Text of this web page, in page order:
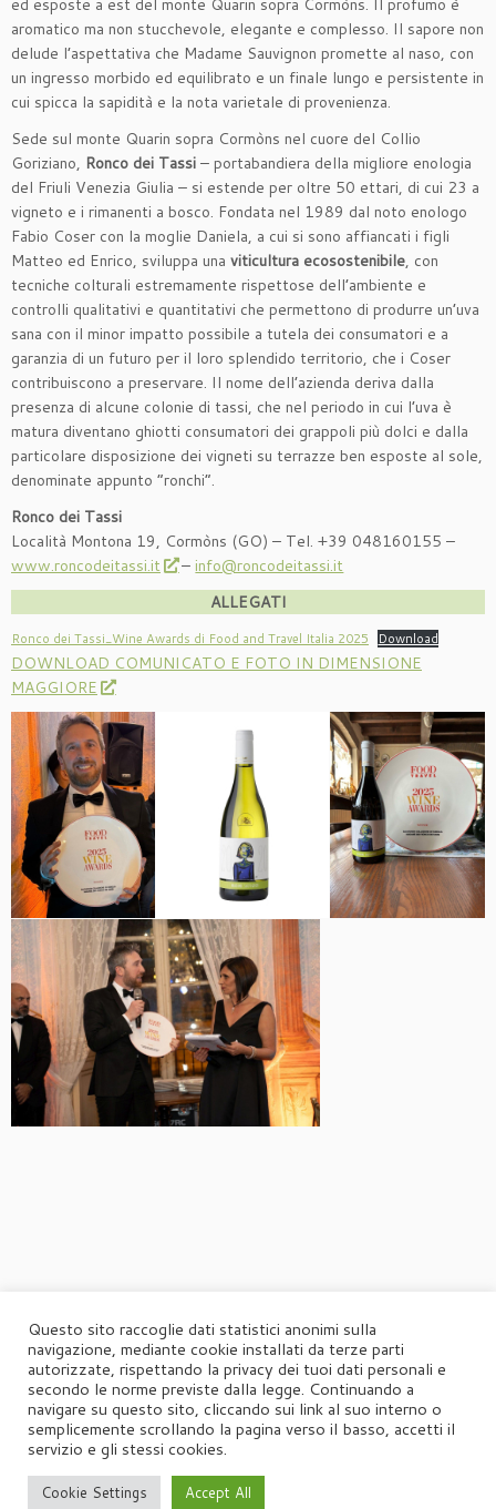
ed esposte a est del monte Quarin sopra Cormòns. Il profumo è
aromatico ma non stucchevole, elegante e complesso. Il sapore non
delude l’aspettativa che Madame Sauvignon promette al naso, con
un ingresso morbido ed equilibrato e un finale lungo e persistente in
cui spicca la sapidità e la nota varietale di provenienza.
Sede sul monte Quarin sopra Cormòns nel cuore del Collio
Goriziano, Ronco dei Tassi – portabandiera della migliore enologia
del Friuli Venezia Giulia – si estende per oltre 50 ettari, di cui 23 a
vigneto e i rimanenti a bosco. Fondata nel 1989 dal noto enologo
Fabio Coser con la moglie Daniela, a cui si sono affiancati i figli
Matteo ed Enrico, sviluppa una viticultura ecosostenibile, con
tecniche colturali estremamente rispettose dell’ambiente e
controlli qualitativi e quantitativi che permettono di produrre un’uva
sana con il minor impatto possibile a tutela dei consumatori e a
garanzia di un futuro per il loro splendido territorio, che i Coser
contribuiscono a preservare. Il nome dell’azienda deriva dalla
presenza di alcune colonie di tassi, che nel periodo in cui l’uva è
matura diventano ghiotti consumatori dei grappoli più dolci e dalla
particolare disposizione dei vigneti su terrazze ben esposte al sole,
denominate appunto “ronchi”.
Ronco dei Tassi
Località Montona 19, Cormòns (GO) – Tel. +39 048160155 –
www.roncodeitassi.it
– info@roncodeitassi.it
ALLEGATI
Ronco dei Tassi_Wine Awards di Food and Travel Italia 2025 Download
DOWNLOAD COMUNICATO E FOTO IN DIMENSIONE
MAGGIORE
Questo sito raccoglie dati statistici anonimi sulla
navigazione, mediante cookie installati da terze parti
autorizzate, rispettando la privacy dei tuoi dati personali e
secondo le norme previste dalla legge. Continuando a
navigare su questo sito, cliccando sui link al suo interno o
semplicemente scrollando la pagina verso il basso, accetti il
servizio e gli stessi cookies.
Cookie Settings Accept All